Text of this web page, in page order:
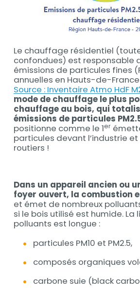
Contenu
Le chauffage résidentiel
confondues) est responsable
émissions de particules fines
annuelles en Hauts-de-
Source : Inventaire Atmo HdF
mode de chauffage le plus
chauffage au bois, qui
émissions de particules
positionne comme le 1er
particules devant l’industrie
routiers !
Contenu
Dans un appareil ancien ou
foyer ouvert, la combustion
et émet de nombreux
si le bois utilisé est humide. La
polluants est longue :
particules PM10 et PM2.5,
composés organiques
carbone suie (black